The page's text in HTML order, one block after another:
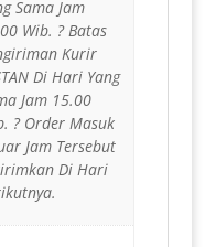
Sama Jam
Wib. ? Batas
Kurir
Di Hari Yang
Jam 15.00
? Order Masuk
Jam Tersebut
Di Hari